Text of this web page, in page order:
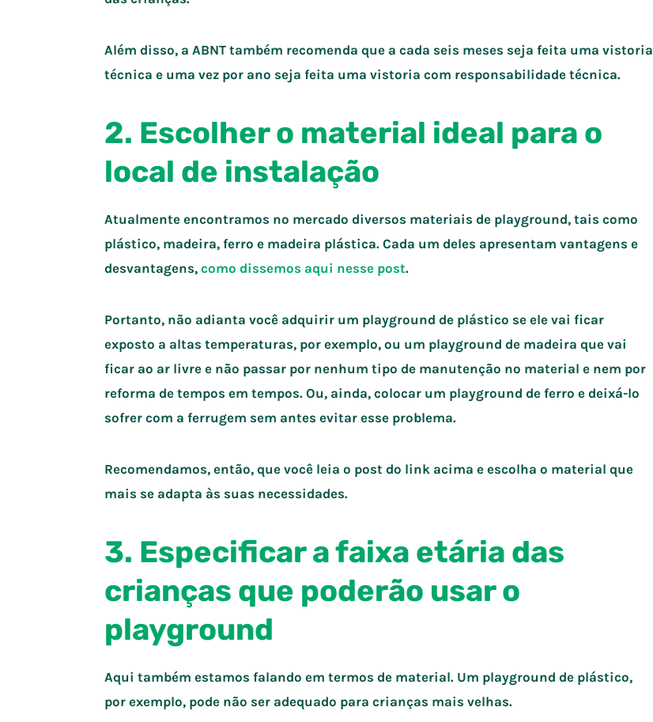
Além disso, a ABNT também recomenda que a cada seis meses seja feita uma vistoria
técnica e uma vez por ano seja feita uma vistoria com responsabilidade técnica.
2. Escolher o material ideal para o
local de instalação
Atualmente encontramos no mercado diversos materiais de playground, tais como
plástico, madeira, ferro e madeira plástica. Cada um deles apresentam vantagens e
desvantagens, como dissemos aqui nesse post.
Portanto, não adianta você adquirir um playground de plástico se ele vai ficar
exposto a altas temperaturas, por exemplo, ou um playground de madeira que vai
ficar ao ar livre e não passar por nenhum tipo de manutenção no material e nem por
reforma de tempos em tempos. Ou, ainda, colocar um playground de ferro e deixá-lo
sofrer com a ferrugem sem antes evitar esse problema.
Recomendamos, então, que você leia o post do link acima e escolha o material que
mais se adapta às suas necessidades.
3. Especificar a faixa etária das
crianças que poderão usar o
playground
Aqui também estamos falando em termos de material. Um playground de plástico,
por exemplo, pode não ser adequado para crianças mais velhas.